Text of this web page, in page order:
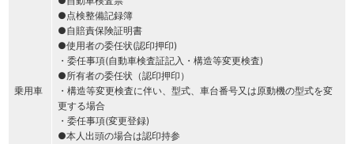
乗用車
●点検整備記録簿
●自賠責保険証明書
●使用者の委任状(認印押印)
・委任事項(自動車検査証記入・構造等変更検査)
●所有者の委任状（認印押印）
・構造等変更検査に伴い、型式、車台番号又は原動機の型式を変
更する場合
・委任事項(変更登録)
●本人出頭の場合は認印持参